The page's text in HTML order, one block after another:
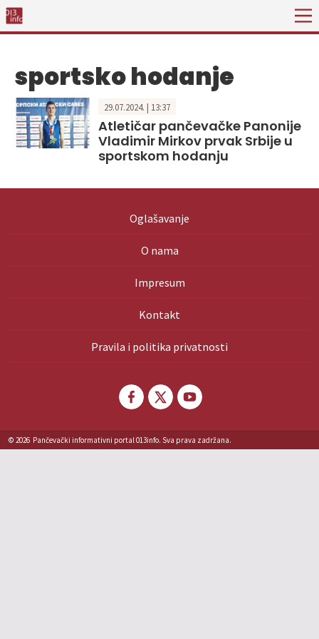
sportsko hodanje
29.07.2024. | 13:37
Atletičar pančevačke Panonije
Vladimir Mirkov prvak Srbije u
sportskom hodanju
Oglašavanje
O nama
Impresum
Kontakt
Pravila i politika privatnosti
© 2026 Pančevački informativni portal 013info. Sva prava zadržana.